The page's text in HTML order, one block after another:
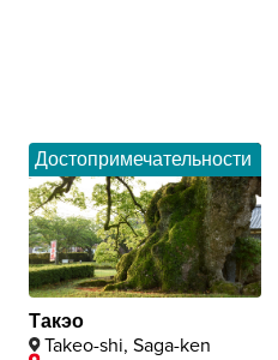
Достопримечательности
Такэо
Takeo-shi, Saga-ken